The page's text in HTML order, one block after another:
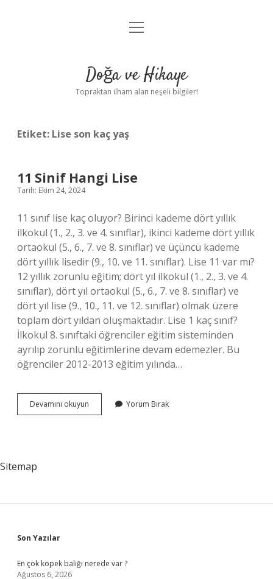
Anasayfa
Yasal Uyarı
menüyü
Doğa ve Hikaye
Topraktan ilham alan neşeli bilgiler!
Etiket: Lise son kaç yaş
11 Sinif Hangi Lise
Tarih: Ekim 24, 2024
11 sınıf lise kaç oluyor? Birinci kademe dört yıllık
ilkokul (1., 2., 3. ve 4. sınıflar), ikinci kademe dört yıllık
ortaokul (5., 6., 7. ve 8. sınıflar) ve üçüncü kademe
dört yıllık lisedir (9., 10. ve 11. sınıflar). Lise 11 var mı?
12 yıllık zorunlu eğitim; dört yıl ilkokul (1., 2., 3. ve 4.
sınıflar), dört yıl ortaokul (5., 6., 7. ve 8. sınıflar) ve
dört yıl lise (9., 10., 11. ve 12. sınıflar) olmak üzere
toplam dört yıldan oluşmaktadır. Lise 1 kaç sınıf?
İlkokul 8. sınıftaki öğrenciler eğitim sisteminden
ayrılıp zorunlu eğitimlerine devam edemezler. Bu
öğrenciler 2012-2013 eğitim yılında…
Devamını okuyun
Sinif
Yorum Bırak
Sitemap
Sidebar
Son Yazılar
En çok köpek balığı nerede var ?
Ağustos 6, 2026